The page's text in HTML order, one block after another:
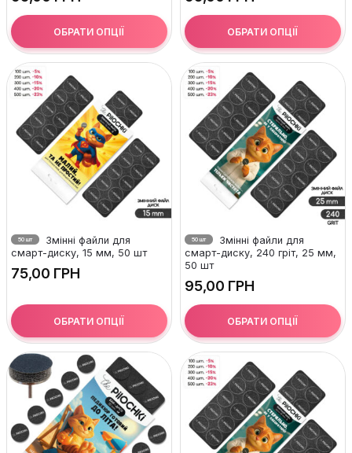
ОБРАТИ ОПЦІЇ ОБРАТИ ОПЦІЇ
50 шт
Змінні файли для
смарт-диску, 15 мм, 50 шт
ГРН
ОБРАТИ ОПЦІЇ
50 шт
Змінні файли для
смарт-диску, 240 гріт, 25 мм,
50 шт
ГРН
ОБРАТИ ОПЦІЇ